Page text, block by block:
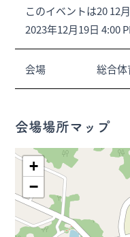
このイベントは20 12
2023年12月19日 4:00
会場 総合体
会場場所マップ
+
−